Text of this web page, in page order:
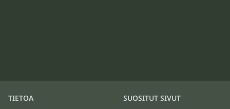
TIETOA SUOSITUT SIVUT